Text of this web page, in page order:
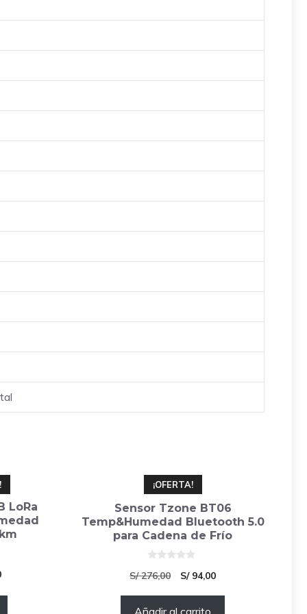
LoRa
El
¡OFERTA!
Sensor Tzone BT06
Temp&Humedad Bluetooth 5.0
para Cadena de Frío
d
5
S/276,00
El
precio
original
S/94,00El
precio
Añadir al carrito